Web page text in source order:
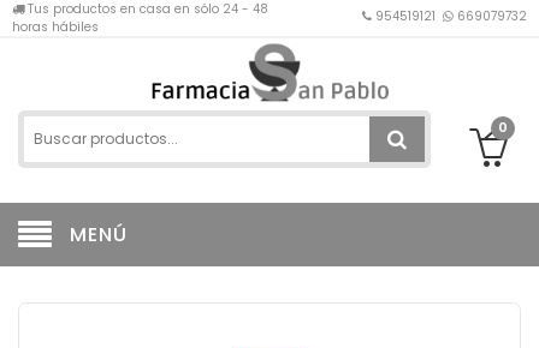
Tus productos en casa en sólo 24 - 48
horas hábiles
954519121 669079732
0
MENÚ